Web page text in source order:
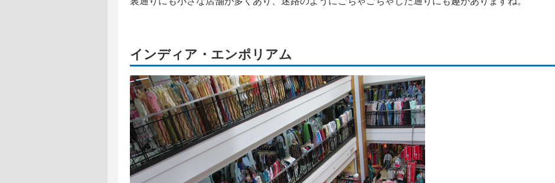
インディア・エンポリアム